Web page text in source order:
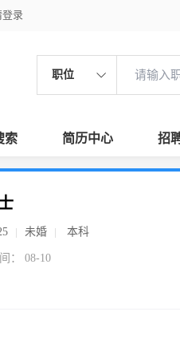
登录
职位
索 简历中心 招
未婚 本科
： 08-10